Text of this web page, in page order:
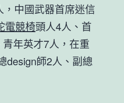
中國武器首席迷信
電競椅頭人4人、首
年英才7人，在重
design師2人、副總